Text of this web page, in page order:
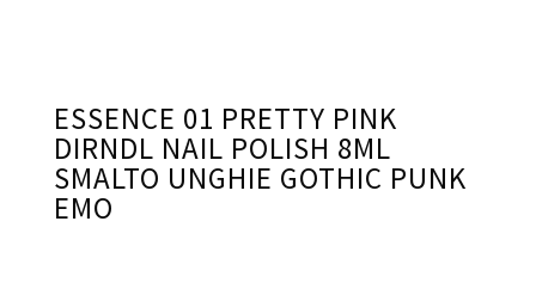
ESSENCE 01 PRETTY PINK
DIRNDL NAIL POLISH 8ML
SMALTO UNGHIE GOTHIC PUNK
EMO